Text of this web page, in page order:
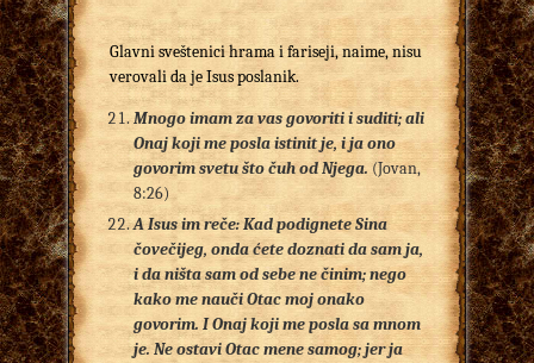
Glavni sveštenici hrama i fariseji, naime, nisu
verovali da je Isus poslanik.
Mnogo imam za vas govoriti i suditi; ali
Onaj koji me posla istinit je, i ja ono
govorim svetu što čuh od Njega. (Jovan,
8:26)
A Isus im reče: Kad podignete Sina
čovečijeg, onda ćete doznati da sam ja,
i da ništa sam od sebe ne činim; nego
kako me nauči Otac moj onako
govorim. I Onaj koji me posla sa mnom
je. Ne ostavi Otac mene samog; jer ja